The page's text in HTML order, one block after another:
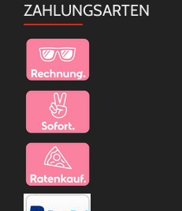
ZAHLUNGSARTEN